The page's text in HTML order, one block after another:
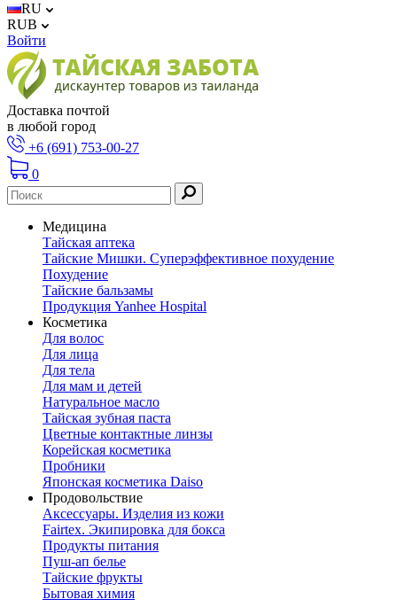
RU
RUB
Войти
Доставка почтой
в любой город
+6 (691) 753-00-27
0
Медицина
Тайская аптека
Тайские Мишки. Суперэффективное похудение
Похудение
Тайские бальзамы
Продукция Yanhee Hospital
Косметика
Для волос
Для лица
Для тела
Для мам и детей
Натуральное масло
Тайская зубная паста
Цветные контактные линзы
Корейская косметика
Пробники
Японская косметика Daiso
Продовольствие
Аксессуары. Изделия из кожи
Fairtex. Экипировка для бокса
Продукты питания
Пуш-ап белье
Тайские фрукты
Бытовая химия